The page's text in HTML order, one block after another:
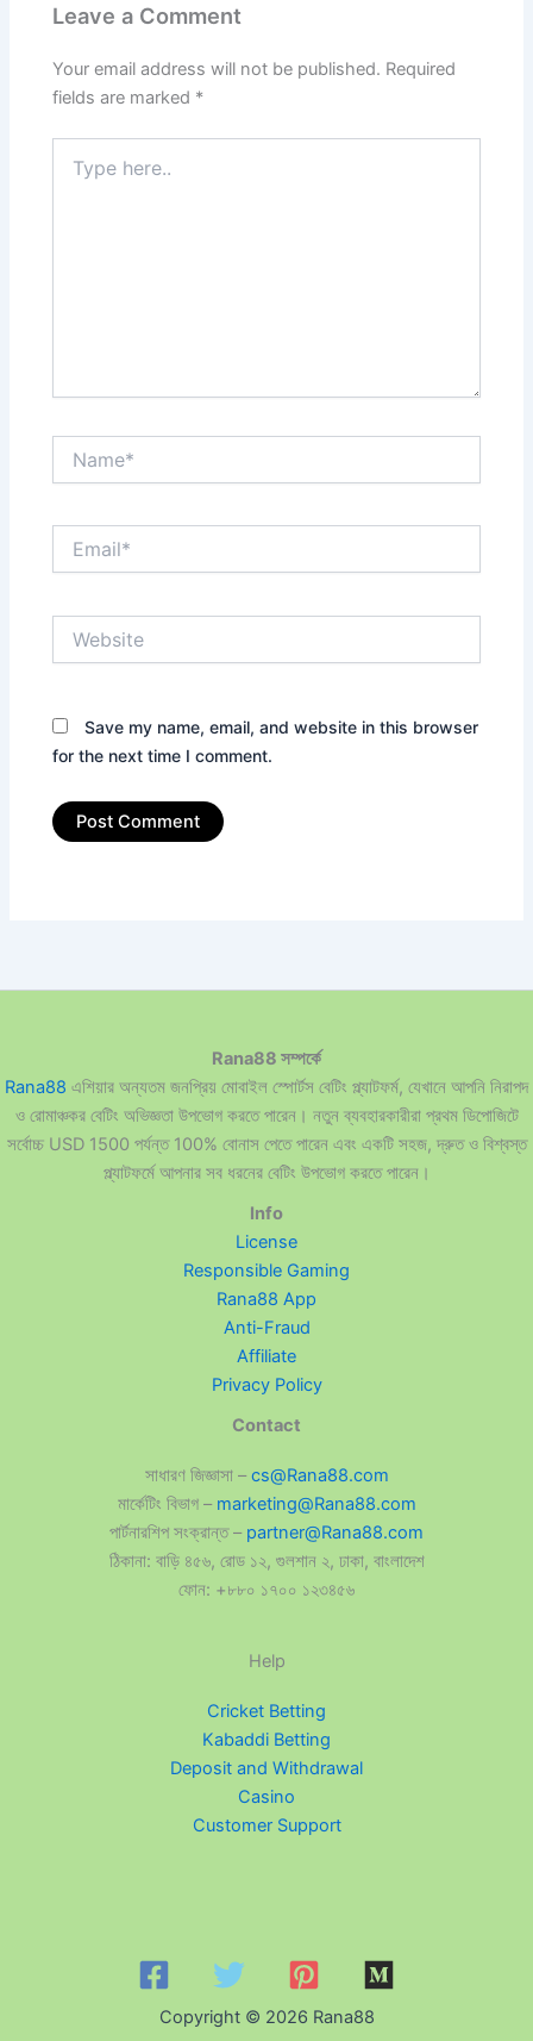
Leave a Comment
Your email address will not be published. Required
fields are marked *
here..
Save my name, email, and website in this browser
for the next time I comment.
Rana88 সম্পর্কে
Rana88 এশিয়ার অন্যতম জনপ্রিয় মোবাইল স্পোর্টস বেটিং প্ল্যাটফর্ম, যেখানে আপনি নিরাপদ
ও রোমাঞ্চকর বেটিং অভিজ্ঞতা উপভোগ করতে পারেন। নতুন ব্যবহারকারীরা প্রথম ডিপোজিটে
সর্বোচ্চ USD 1500 পর্যন্ত 100% বোনাস পেতে পারেন এবং একটি সহজ, দ্রুত ও বিশ্বস্ত
প্ল্যাটফর্মে আপনার সব ধরনের বেটিং উপভোগ করতে পারেন।
Info
License
Responsible Gaming
Rana88 App
Anti-Fraud
Affiliate
Privacy Policy
Contact
সাধারণ জিজ্ঞাসা –cs@Rana88.com
মার্কেটিং বিভাগ – marketing@Rana88.com
পার্টনারশিপ সংক্রান্ত – partner@Rana88.com
ঠিকানা: বাড়ি ৪৫৬, রোড ১২, গুলশান ২, ঢাকা, বাংলাদেশ
ফোন: +৮৮০ ১৭০০ ১২৩৪৫৬
Help
Cricket Betting
Kabaddi Betting
Deposit and Withdrawal
Casino
Customer Support
Copyright © 2026 Rana88